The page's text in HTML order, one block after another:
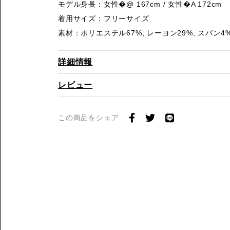
モデル身長：女性�@ 167cm / 女性�A 172cm
着用サイズ：フリーサイズ
素材：ポリエステル67%, レーヨン29%, スパン
詳細情報
レビュー
この商品をシェア